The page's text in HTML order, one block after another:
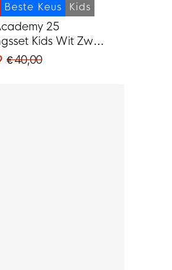
Beste Keus Kids
25
Kids Wit Zwart
€ 40,00